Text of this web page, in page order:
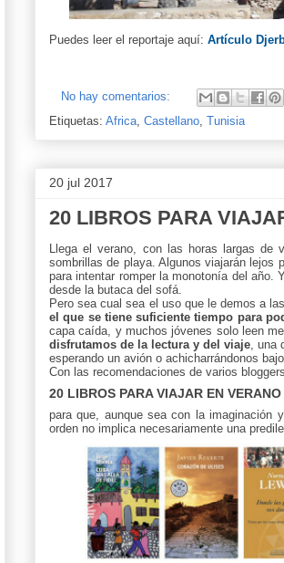
Puedes leer el reportaje aquí: Artículo
No hay comentarios:
Etiquetas: Africa Castellano Tunisia
20 jul 2017
20 LIBROS PARA
Llega el verano, con las horas largas
sombrillas de playa. Algunos viajarán lejos
para intentar romper la monotonía del año.
desde la butaca del sofá.
Pero sea cual sea el uso que le demos a
el que se tiene suficiente tiempo para
capa caída, y muchos jóvenes solo leen
disfrutamos de la lectura y del viaje ,
esperando un avión o achicharrándonos
Con las recomendaciones de varios
20 LIBROS PARA VIAJAR EN VERANO
para que, aunque sea con la imaginación
orden no implica necesariamente una